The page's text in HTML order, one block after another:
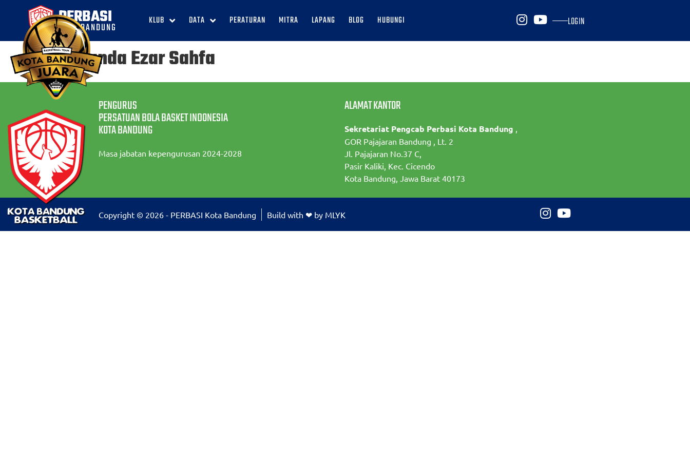
PERBASI
KOTA BANDUNG KLUB DATA PERATURAN MITRA LAPANG BLOG HUBUNGI LOGIN
Fernanda Ezar Sahfa
PENGURUS
PERSATUAN BOLA BASKET INDONESIA
KOTA BANDUNG
Masa jabatan kepengurusan 2024-2028
ALAMAT KANTOR
Sekretariat Pengcab Perbasi Kota Bandung ,
GOR Pajajaran Bandung , Lt. 2
Jl. Pajajaran No.37 C,
Pasir Kaliki, Kec. Cicendo
Kota Bandung, Jawa Barat 40173
Copyright © 2026 - PERBASI Kota Bandung Build with ❤ by MLYK